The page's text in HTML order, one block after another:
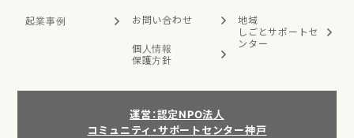
起業事例
お問い合わせ
個人情報
保護方針
地域
しごとサポートセ
ンター
運営：認定NPO法人
コミュニティ・サポートセンター神戸